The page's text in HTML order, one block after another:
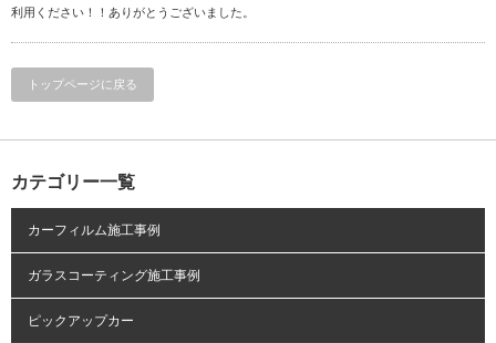
利用ください！！ありがとうございました。
トップページに戻る
カテゴリー一覧
カーフィルム施工事例
ガラスコーティング施工事例
ピックアップカー